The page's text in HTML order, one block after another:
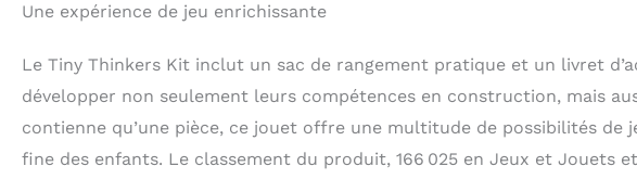
Une expérience de jeu enrichissante
Le Tiny Thinkers Kit inclut un sac de rangement pratique et un livret
développer non seulement leurs compétences en construction, mais
contienne qu’une pièce, ce jouet offre une multitude de possibilités
fine des enfants. Le classement du produit, 166 025 en Jeux et Jouets